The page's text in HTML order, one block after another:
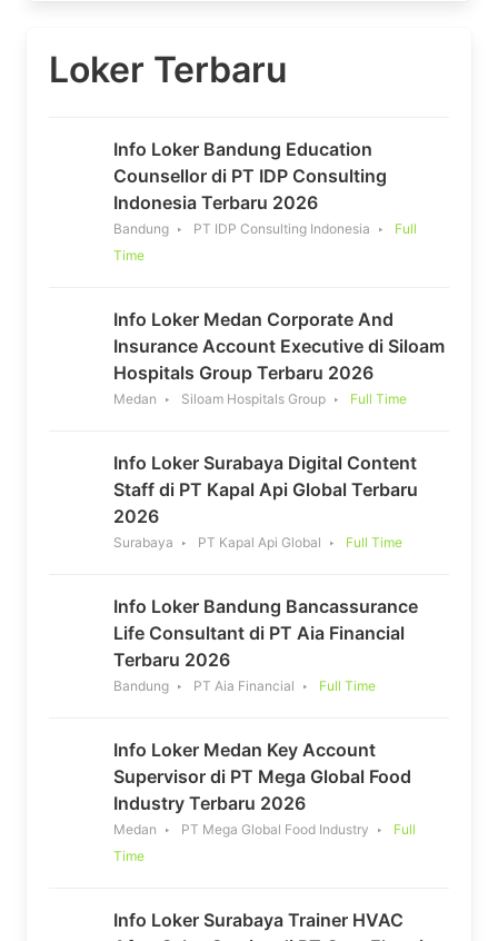
Loker Terbaru
Info Loker Bandung Education
Counsellor di PT IDP Consulting
Indonesia Terbaru 2026
Bandung PT IDP Consulting Indonesia
Full
Time
Info Loker Medan Corporate And
Insurance Account Executive di Siloam
Hospitals Group Terbaru 2026
Medan Siloam Hospitals Group Full Time
Info Loker Surabaya Digital Content
Staff di PT Kapal Api Global Terbaru
2026
Surabaya PT Kapal Api Global Full Time
Info Loker Bandung Bancassurance
Life Consultant di PT Aia Financial
Terbaru 2026
Bandung PT Aia Financial Full Time
Info Loker Medan Key Account
Supervisor di PT Mega Global Food
Industry Terbaru 2026
Medan PT Mega Global Food Industry
Full
Time
Info Loker Surabaya Trainer HVAC